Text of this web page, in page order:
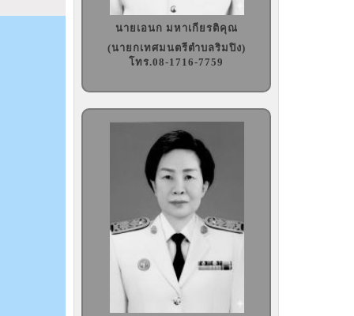
นายเอนก มหาเกียรติคุณ
(นายกเทศมนตรีตำบลริมปิง)
โทร.08-1716-7759